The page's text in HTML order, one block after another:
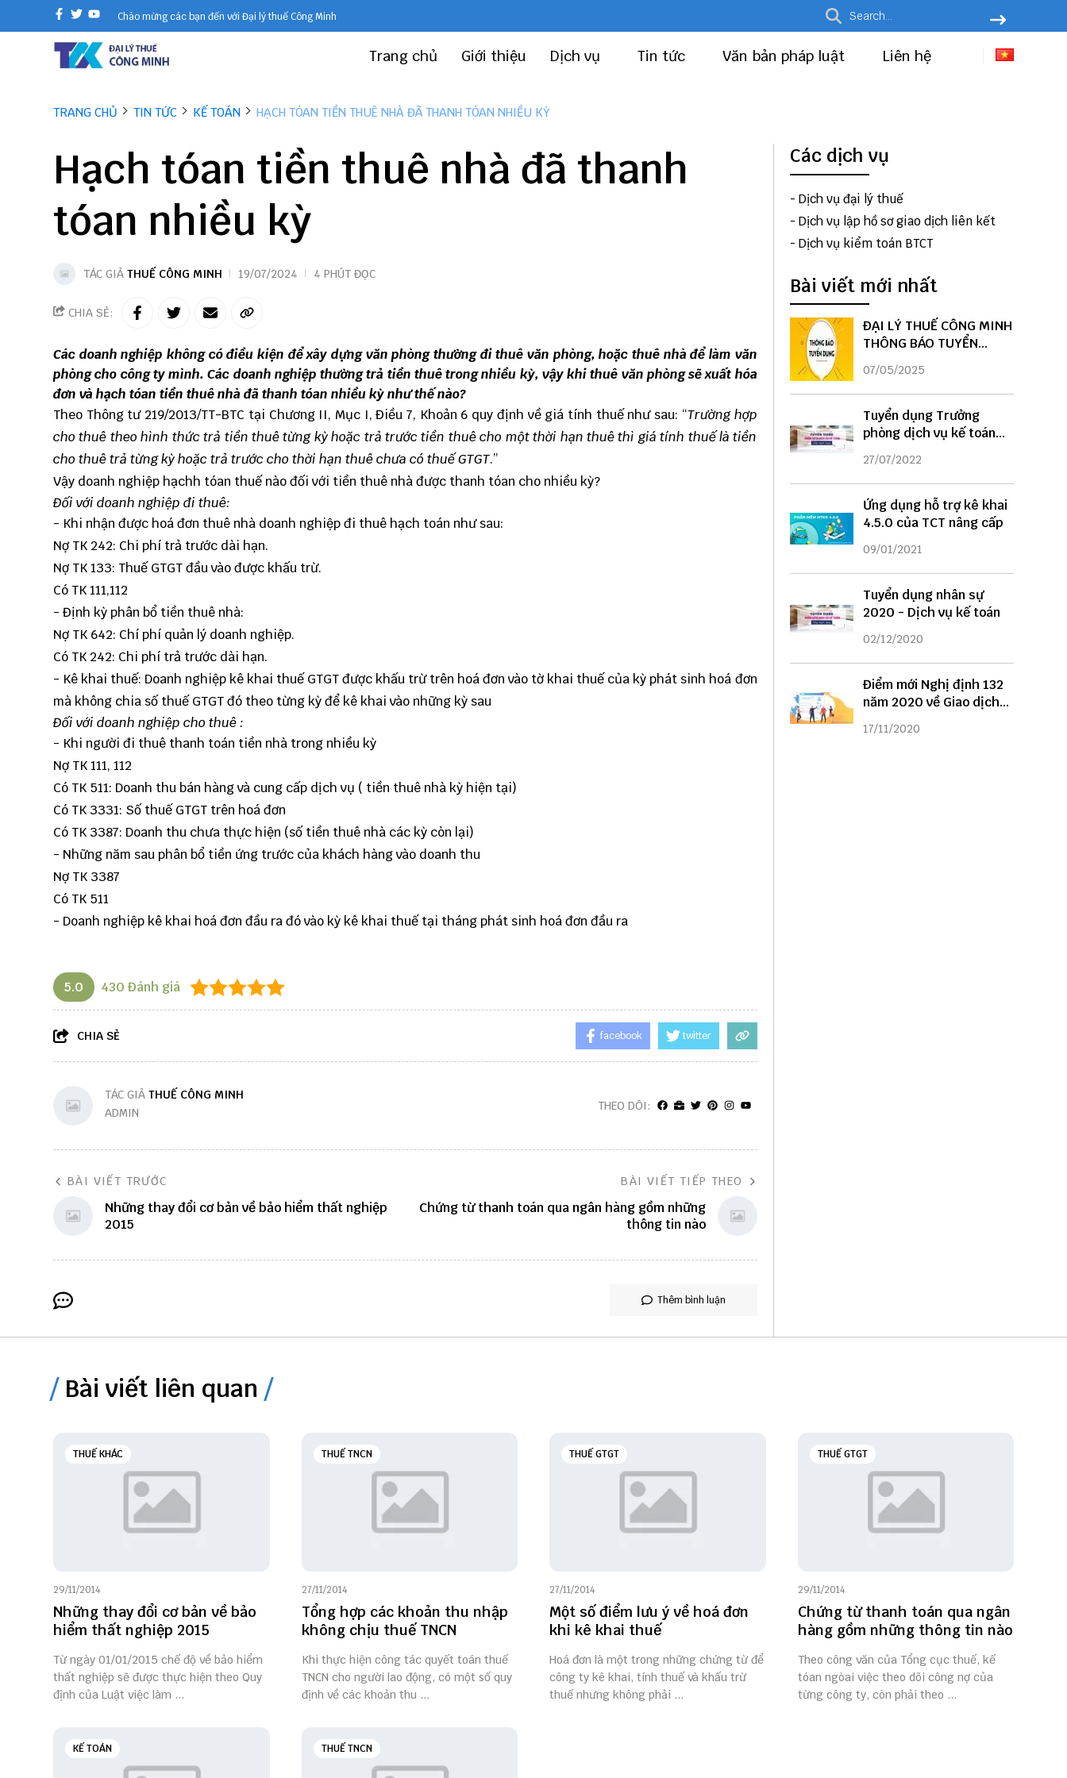
Chào mừng các bạn đến với Đại lý thuế Công Minh
Trang chủ Giới thiệu Dịch vụ Tin tức Văn bản pháp luật Liên hệ
TRANG CHỦ TIN TỨC KẾ TOÁN HẠCH TÓAN TIỀN THUÊ NHÀ ĐÃ THANH TÓAN NHIỀU KỲ
Hạch tóan tiền thuê nhà đã thanh
tóan nhiều kỳ
TÁC GIẢ THUẾ CÔNG MINH 19/07/2024 4 PHÚT ĐỌC
CHIA SẺ:
Các doanh nghiệp không có điều kiện để xây dựng văn phòng thường đi thuê văn phòng, hoặc thuê nhà để làm văn
phòng cho công ty mình. Các doanh nghiệp thường trả tiền thuê trong nhiều kỳ, vậy khi thuê văn phòng sẽ xuất hóa
đơn và hạch tóan tiền thuê nhà đã thanh tóan nhiều kỳ như thế nào?
Theo Thông tư 219/2013/TT-BTC tại Chương II, Mục I, Điều 7, Khoản 6 quy định về giá tính thuế như sau: “Trường hợp
cho thuê theo hình thức trả tiền thuê từng kỳ hoặc trả trước tiền thuê cho một thời hạn thuê thì giá tính thuế là tiền
cho thuê trả từng kỳ hoặc trả trước cho thời hạn thuê chưa có thuế GTGT.”
Vậy doanh nghiệp hạchh tóan thuế nào đối với tiền thuê nhà được thanh tóan cho nhiều kỳ?
Đối với doanh nghiệp đi thuê:
- Khi nhận được hoá đơn thuê nhà doanh nghiệp đi thuê hạch toán như sau:
Nợ TK 242: Chi phí trả trước dài hạn.
Nợ TK 133: Thuế GTGT đầu vào được khấu trừ.
Có TK 111,112
- Định kỳ phân bổ tiền thuê nhà:
Nợ TK 642: Chí phí quản lý doanh nghiệp.
Có TK 242: Chi phí trả trước dài hạn.
- Kê khai thuế: Doanh nghiệp kê khai thuế GTGT được khấu trừ trên hoá đơn vào tờ khai thuế của kỳ phát sinh hoá đơn
mà không chia số thuế GTGT đó theo từng kỳ để kê khai vào những kỳ sau
Đối với doanh nghiệp cho thuê :
- Khi người đi thuê thanh toán tiền nhà trong nhiều kỳ
Nợ TK 111, 112
Có TK 511: Doanh thu bán hàng và cung cấp dịch vụ ( tiền thuê nhà kỳ hiện tại)
Có TK 3331: Số thuế GTGT trên hoá đơn
Có TK 3387: Doanh thu chưa thực hiện (số tiền thuê nhà các kỳ còn lại)
- Những năm sau phân bổ tiền ứng trước của khách hàng vào doanh thu
Nợ TK 3387
Có TK 511
- Doanh nghiệp kê khai hoá đơn đầu ra đó vào kỳ kê khai thuế tại tháng phát sinh hoá đơn đầu ra
5.0 430 Đánh giá
CHIA SẺ facebook twitter
TÁC GIẢ THUẾ CÔNG MINH
ADMIN
THEO DÕI:
BÀI VIẾT TRƯỚC
Những thay đổi cơ bản về bảo hiểm thất nghiệp
2015
BÀI VIẾT TIẾP THEO
Chứng từ thanh toán qua ngân hàng gồm những
thông tin nào
Thêm bình luận
Các dịch vụ
- Dịch vụ đại lý thuế
- Dịch vụ lập hồ sơ giao dịch liên kết
- Dịch vụ kiểm toán BTCT
Bài viết mới nhất
ĐẠI LÝ THUẾ CÔNG MINH
THÔNG BÁO TUYỂN
DỤNG
07/05/2025
Tuyển dụng Trưởng
phòng dịch vụ kế toán
năm 2022
27/07/2022
Ứng dụng hỗ trợ kê khai
4.5.0 của TCT nâng cấp
09/01/2021
Tuyển dụng nhân sự
2020 - Dịch vụ kế toán
02/12/2020
Điểm mới Nghị định 132
năm 2020 về Giao dịch
liên kết
17/11/2020
Bài viết liên quan
THUẾ KHÁC
29/11/2014
Những thay đổi cơ bản về bảo
hiểm thất nghiệp 2015
Từ ngày 01/01/2015 chế độ về bảo hiểm
thất nghiệp sẽ được thực hiện theo Quy
định của Luật việc làm ...
THUẾ TNCN
27/11/2014
Tổng hợp các khoản thu nhập
không chịu thuế TNCN
Khi thực hiện công tác quyết toán thuế
TNCN cho người lao động, có một số quy
định về các khoản thu ...
THUẾ GTGT
27/11/2014
Một số điểm lưu ý về hoá đơn
khi kê khai thuế
Hoá đơn là một trong những chứng từ để
công ty kê khai, tính thuế và khấu trừ
thuế nhưng không phải ...
THUẾ GTGT
29/11/2014
Chứng từ thanh toán qua ngân
hàng gồm những thông tin nào
Theo công văn của Tổng cục thuế, kế
tóan ngòai việc theo dõi công nợ của
từng công ty, còn phải theo ...
KẾ TOÁN THUẾ TNCN